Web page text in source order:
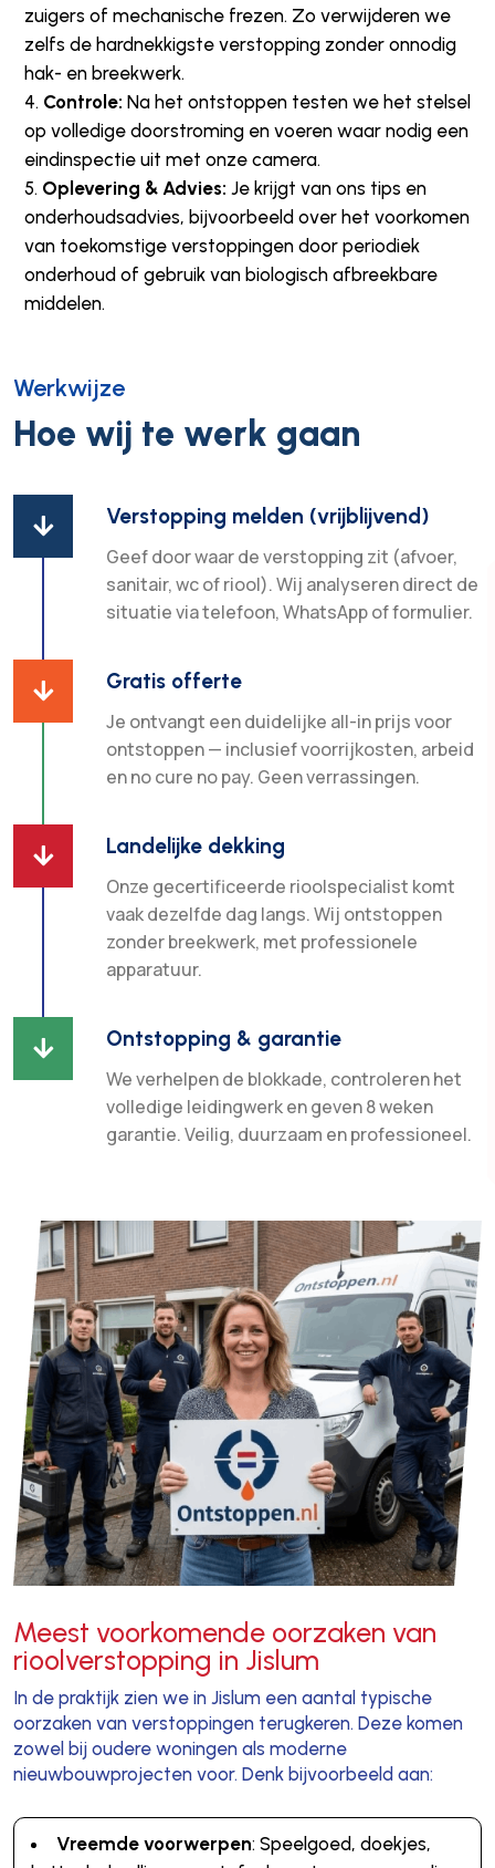
zuigers of mechanische frezen. Zo verwijderen we
zelfs de hardnekkigste verstopping zonder onnodig
hak- en breekwerk.
Controle: Na het ontstoppen testen we het stelsel
op volledige doorstroming en voeren waar nodig een
eindinspectie uit met onze camera.
Oplevering & Advies: Je krijgt van ons tips en
onderhoudsadvies, bijvoorbeeld over het voorkomen
van toekomstige verstoppingen door periodiek
onderhoud of gebruik van biologisch afbreekbare
middelen.
Werkwijze
Hoe wij te werk gaan
 Verstopping melden (vrijblijvend)
Geef door waar de verstopping zit (afvoer,
sanitair, wc of riool). Wij analyseren direct de
situatie via telefoon, WhatsApp of formulier.
 Gratis offerte
Je ontvangt een duidelijke all-in prijs voor
ontstoppen — inclusief voorrijkosten, arbeid
en no cure no pay. Geen verrassingen.
 Landelijke dekking
Onze gecertificeerde rioolspecialist komt
vaak dezelfde dag langs. Wij ontstoppen
zonder breekwerk, met professionele
apparatuur.
 Ontstopping & garantie
We verhelpen de blokkade, controleren het
volledige leidingwerk en geven 8 weken
garantie. Veilig, duurzaam en professioneel.
Meest voorkomende oorzaken van
rioolverstopping in Jislum
In de praktijk zien we in Jislum een aantal typische
oorzaken van verstoppingen terugkeren. Deze komen
zowel bij oudere woningen als moderne
nieuwbouwprojecten voor. Denk bijvoorbeeld aan:
Vreemde voorwerpen: Speelgoed, doekjes,